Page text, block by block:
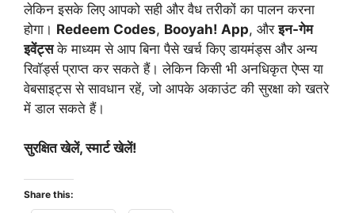
लेकिन इसके लिए आपको सही और वैध तरीकों का पालन करना
होगा। Redeem Codes, Booyah! App, औरइन-गेम
इवेंट्सके माध्यम से आप बिना पैसे खर्च किए डायमंड्स और अन्य
रिवॉर्ड्स प्राप्त कर सकते हैं। लेकिन किसी भी अनधिकृत ऐप्स या
वेबसाइट्स से सावधान रहें, जो आपके अकाउंट की सुरक्षा को खतरे
में डाल सकते हैं।
सुरक्षित खेलें, स्मार्ट खेलें!
Share this: